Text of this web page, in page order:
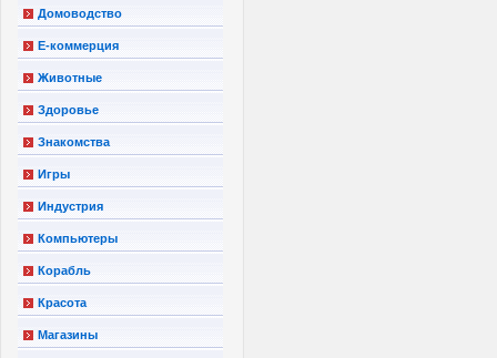
Домоводство
Е-коммерция
Животные
Здоровье
Знакомства
Игры
Индустрия
Компьютеры
Корабль
Красота
Магазины